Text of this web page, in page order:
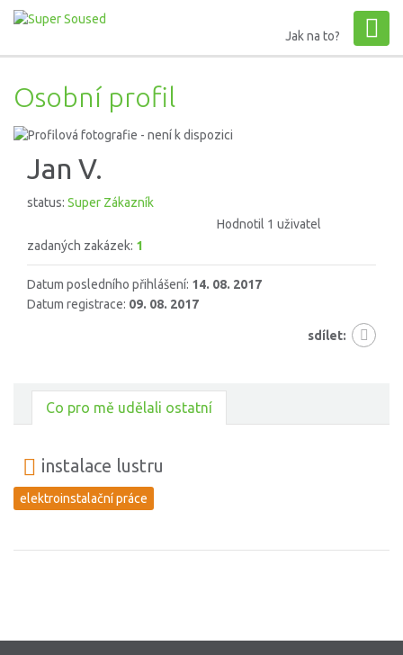
Jak na to?
Osobní profil
Jan V.
status: Super Zákazník
Hodnotil 1 uživatel
zadaných zakázek: 1
Datum posledního přihlášení: 14. 08. 2017
Datum registrace: 09. 08. 2017
sdílet:
Co pro mě udělali ostatní
instalace lustru
elektroinstalační práce